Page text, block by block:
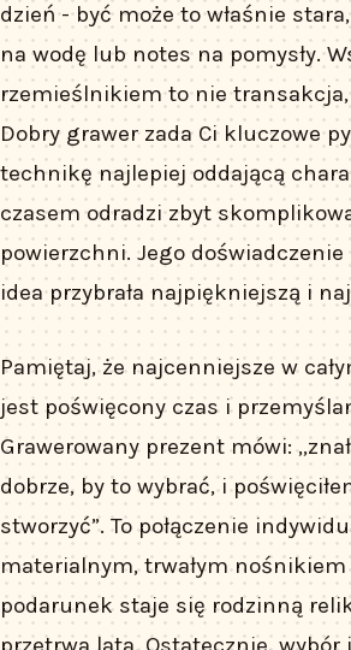
dzień - być może to właśnie
na wodę lub notes na pomysły.
rzemieślnikiem to nie transakcja,
Dobry grawer zada Ci kluczowe
technikę najlepiej oddającą
czasem odradzi zbyt
powierzchni. Jego doświadczenie
idea przybrała najpiękniejszą i
Pamiętaj, że najcenniejsze w
jest poświęcony czas i
Grawerowany prezent mówi:
dobrze, by to wybrać, i
stworzyć”. To połączenie
materialnym, trwałym
podarunek staje się rodzinną
przetrwa lata. Ostatecznie, wybór